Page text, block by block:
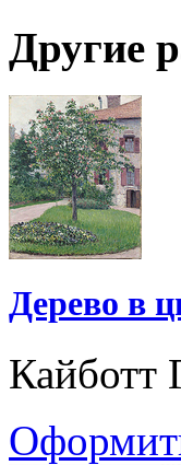
Другие
Дерево в
Кайботт